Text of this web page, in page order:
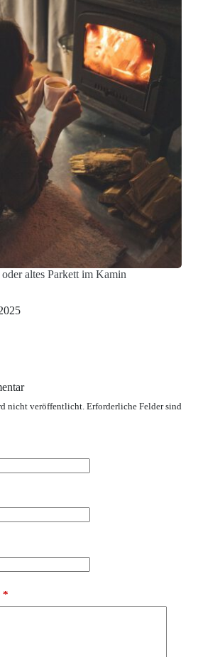
altes Parkett im Kamin
nicht veröffentlicht. Erforderliche Felder sind
*